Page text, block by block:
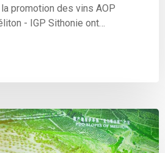
promotion des vins AOP
- IGP Sithonie ont…